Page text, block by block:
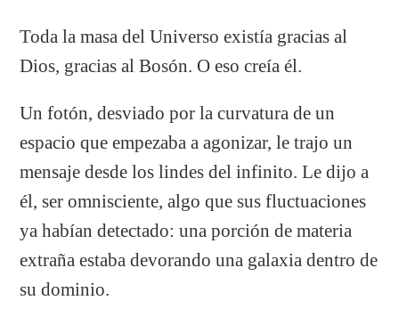
Toda la masa del Universo existía gracias al
Dios, gracias al Bosón. O eso creía él.
Un fotón, desviado por la curvatura de un
espacio que empezaba a agonizar, le trajo un
mensaje desde los lindes del infinito. Le dijo a
él, ser omnisciente, algo que sus fluctuaciones
ya habían detectado: una porción de materia
extraña estaba devorando una galaxia dentro de
su dominio.